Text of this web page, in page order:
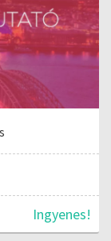
Ingyenes!